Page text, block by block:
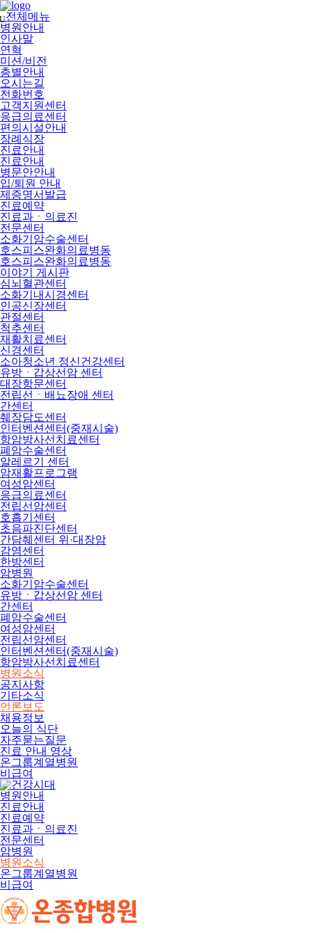
메
뉴
건
너
뛰
기
전체메뉴
병원안내
인사말
연혁
미션/비전
층별안내
오시는길
전화번호
고객지원센터
응급의료센터
편의시설안내
장례식장
진료안내
진료안내
병문안안내
입/퇴원 안내
제증명서발급
진료예약
진료과ㆍ의료진
전문센터
소화기암수술센터
호스피스완화의료병동
호스피스완화의료병동
이야기 게시판
심뇌혈관센터
소화기내시경센터
인공신장센터
관절센터
척추센터
재활치료센터
신경센터
소아청소년 정신건강센터
유방ㆍ갑상선암 센터
대장항문센터
전립선ㆍ배뇨장애 센터
간센터
췌장담도센터
인터벤션센터(중재시술)
항암방사선치료센터
폐암수술센터
알레르기 센터
암재활프로그램
여성암센터
응급의료센터
전립선암센터
호흡기센터
초음파진단센터
간담췌센터 위·대장암
감염센터
한방센터
암병원
소화기암수술센터
유방ㆍ갑상선암 센터
간센터
폐암수술센터
여성암센터
전립선암센터
인터벤션센터(중재시술)
항암방사선치료센터
병원소식
공지사항
기타소식
언론보도
채용정보
오늘의 식단
자주묻는질문
진료 안내 영상
온그룹계열병원
비급여
병원안내
진료안내
진료예약
진료과ㆍ의료진
전문센터
암병원
병원소식
온그룹계열병원
비급여